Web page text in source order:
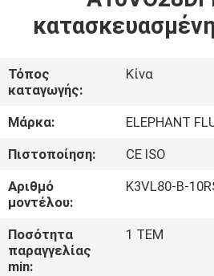
ΕΜΕΊΣ
ΓΎΡΟΣ
ΕΡΓΟΣΤΑΣΊΩΝ
ΠΟΙΟΤΙΚΌΣ
ΈΛΕΓΧΟΣ
Τόπος
καταγωγής:
Κίνα
Μάρκα:
ELEPHANT
Πιστοποίηση:
CE ISO
Αριθμό
μοντέλου:
K3VL80-B-
Ποσότητα
παραγγελίας
min:
1 ΤΕΜ